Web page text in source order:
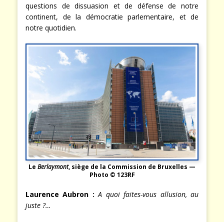
questions de dissuasion et de défense de notre
continent, de la démocratie parlementaire, et de
notre quotidien.
Le Berlaymont, siège de la Commission de Bruxelles —
Photo © 123RF
Laurence Aubron : A quoi faites-vous allusion, au
juste ?…